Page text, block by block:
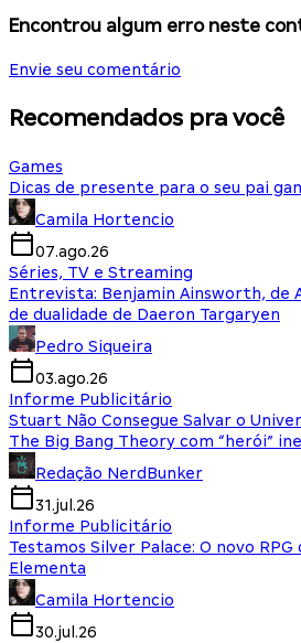
Encontrou algum erro neste
Envie seu comentário
Recomendados pra você
Games
Dicas de presente para o seu pai
Camila Hortencio
07.ago.26
Séries, TV e Streaming
Entrevista: Benjamin Ainsworth, de
de dualidade de Daeron Targaryen
Pedro Siqueira
03.ago.26
Informe Publicitário
Stuart Não Consegue Salvar o
The Big Bang Theory com “herói”
Redação NerdBunker
31.jul.26
Informe Publicitário
Testamos Silver Palace: O novo
Elementa
Camila Hortencio
30.jul.26